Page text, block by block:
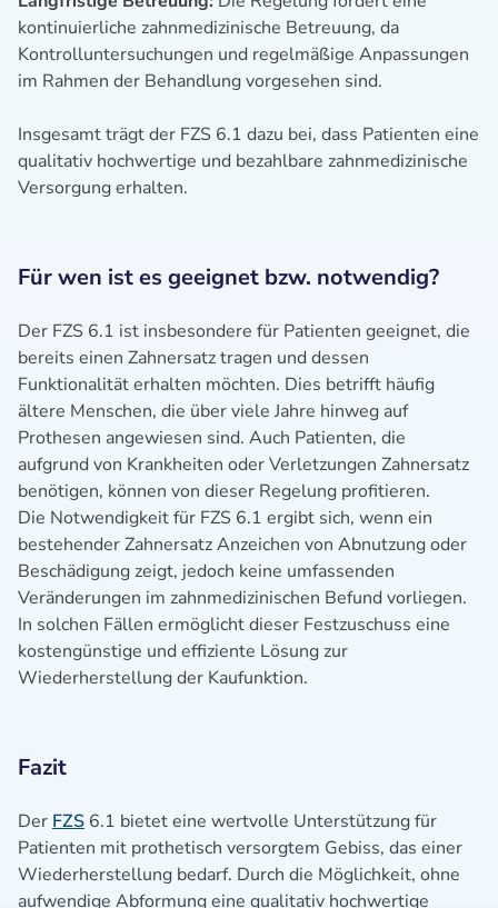
kontinuierliche zahnmedizinische Betreuung, da
Kontrolluntersuchungen und regelmäßige Anpassungen
im Rahmen der Behandlung vorgesehen sind.
Insgesamt trägt der FZS 6.1 dazu bei, dass Patienten eine
qualitativ hochwertige und bezahlbare zahnmedizinische
Versorgung erhalten.
Für wen ist es geeignet bzw. notwendig?
Der FZS 6.1 ist insbesondere für Patienten geeignet, die
bereits einen Zahnersatz tragen und dessen
Funktionalität erhalten möchten. Dies betrifft häufig
ältere Menschen, die über viele Jahre hinweg auf
Prothesen angewiesen sind. Auch Patienten, die
aufgrund von Krankheiten oder Verletzungen Zahnersatz
benötigen, können von dieser Regelung profitieren.
Die Notwendigkeit für FZS 6.1 ergibt sich, wenn ein
bestehender Zahnersatz Anzeichen von Abnutzung oder
Beschädigung zeigt, jedoch keine umfassenden
Veränderungen im zahnmedizinischen Befund vorliegen.
In solchen Fällen ermöglicht dieser Festzuschuss eine
kostengünstige und effiziente Lösung zur
Wiederherstellung der Kaufunktion.
Fazit
Der FZS 6.1 bietet eine wertvolle Unterstützung für
Patienten mit prothetisch versorgtem Gebiss, das einer
Wiederherstellung bedarf. Durch die Möglichkeit, ohne
aufwendige Abformung eine qualitativ hochwertige